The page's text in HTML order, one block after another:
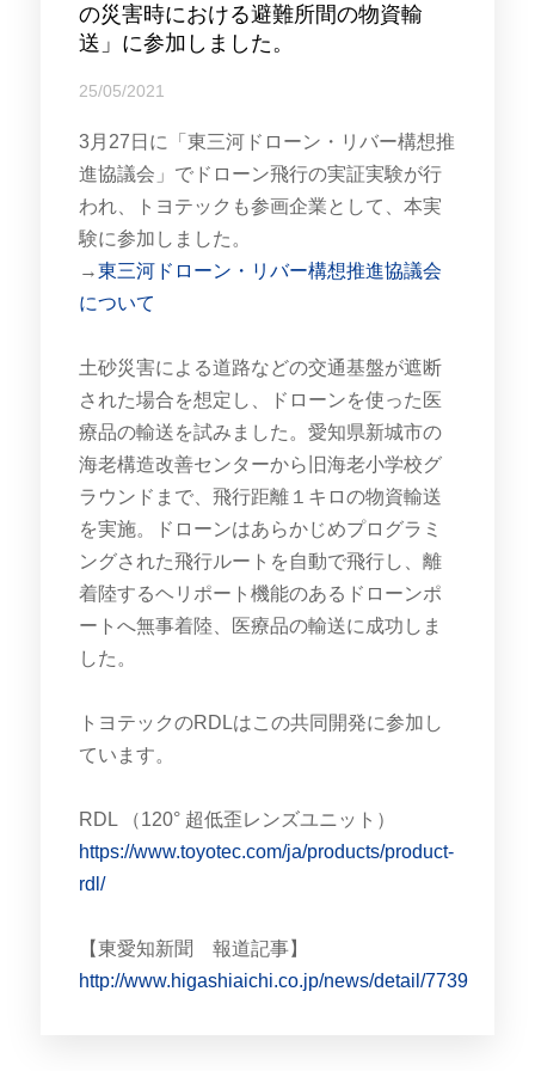
の災害時における避難所間の物資輸
送」に参加しました。
25/05/2021
3月27日に「東三河ドローン・リバー構想推
進協議会」でドローン飛行の実証実験が行
われ、トヨテックも参画企業として、本実
験に参加しました。
→東三河ドローン・リバー構想推進協議会
について
土砂災害による道路などの交通基盤が遮断
された場合を想定し、ドローンを使った医
療品の輸送を試みました。愛知県新城市の
海老構造改善センターから旧海老小学校グ
ラウンドまで、飛行距離１キロの物資輸送
を実施。ドローンはあらかじめプログラミ
ングされた飛行ルートを自動で飛行し、離
着陸するヘリポート機能のあるドローンポ
ートへ無事着陸、医療品の輸送に成功しま
した。
トヨテックのRDLはこの共同開発に参加し
ています。
RDL （120° 超低歪レンズユニット）
https://www.toyotec.com/ja/products/product-
rdl/
【東愛知新聞 報道記事】
http://www.higashiaichi.co.jp/news/detail/7739